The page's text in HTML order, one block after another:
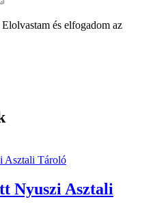
Elolvastam és elfogadom az
Nyuszi Asztali